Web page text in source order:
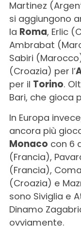
Martinez
si aggiungono
la Roma, Erlic
Ambrabat
Sabiri
(Croazia) per l’
per il Torino.
Bari, che gioca
In Europa
ancora più
Monaco con 6
(Francia),
(Francia),
(Croazia) e
sono Siviglia e
Dinamo
ovviamente.